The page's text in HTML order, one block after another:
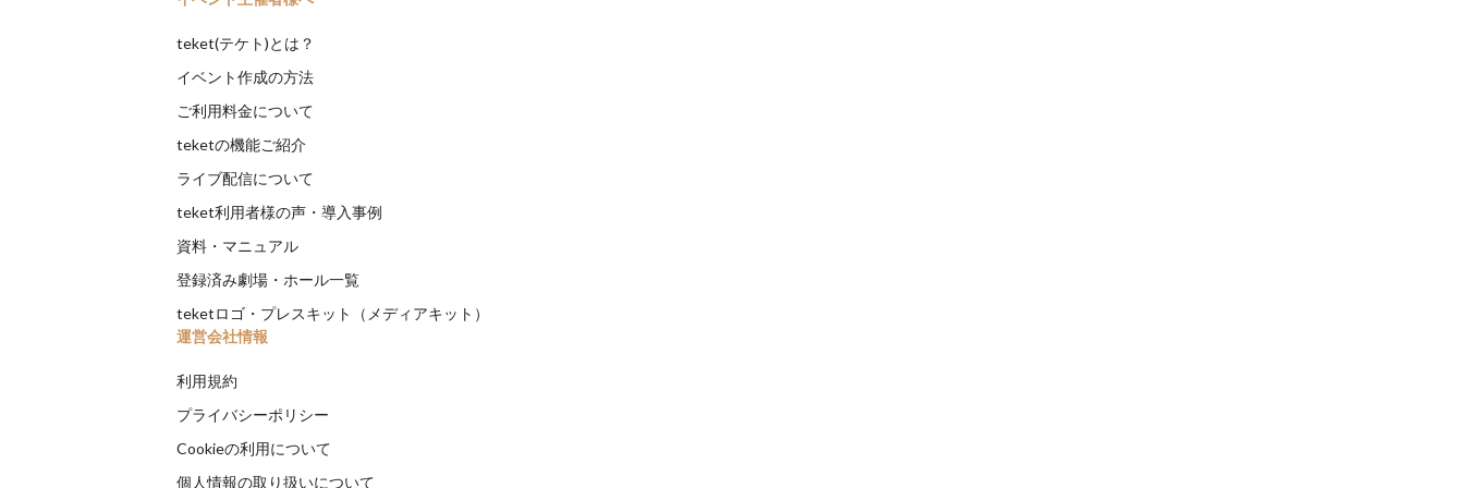
teket(テケト)とは？
イベント作成の方法
ご利用料金について
teketの機能ご紹介
ライブ配信について
teket利用者様の声・導入事例
資料・マニュアル
登録済み劇場・ホール一覧
teketロゴ・プレスキット（メディアキット）
運営会社情報
利用規約
プライバシーポリシー
Cookieの利用について
個人情報の取り扱いについて